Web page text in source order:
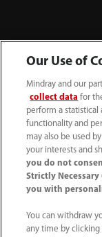
Solusi
Layanan
Pusat Media
Karier
Our Use of
Mindray and our
collect data for
perform a statistical
functionality and
may also be used
your interests and
you do not
Strictly
you with
You can withdraw
any time by